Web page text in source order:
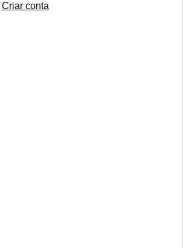
Criar conta